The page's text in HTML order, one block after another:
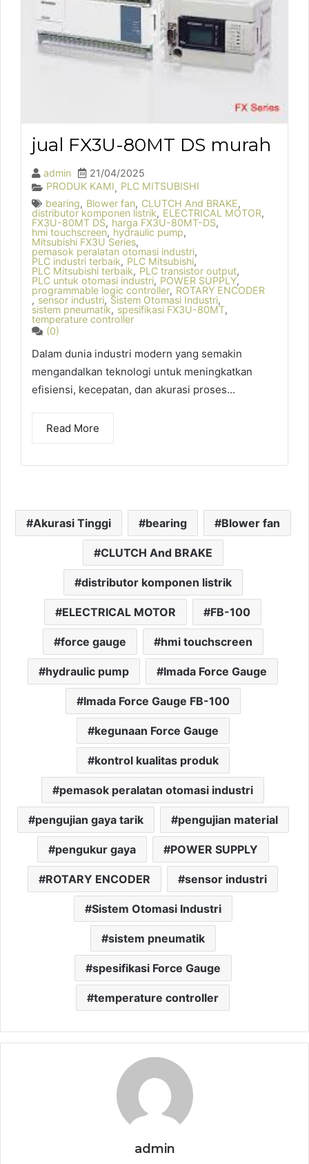
jual FX3U-80MT DS murah
admin
21/04/2025
PRODUK KAMI, PLC MITSUBISHI
bearing, Blower fan, CLUTCH And BRAKE,
distributor komponen listrik, ELECTRICAL MOTOR,
FX3U-80MT DS, harga FX3U-80MT-DS,
hmi touchscreen, hydraulic pump,
Mitsubishi FX3U Series,
pemasok peralatan otomasi industri,
PLC industri terbaik, PLC Mitsubishi,
PLC Mitsubishi terbaik, PLC transistor output,
PLC untuk otomasi industri, POWER SUPPLY,
programmable logic controller, ROTARY ENCODER
, sensor industri, Sistem Otomasi Industri,
sistem pneumatik, spesifikasi FX3U-80MT,
temperature controller
(0)
Dalam dunia industri modern yang semakin
mengandalkan teknologi untuk meningkatkan
efisiensi, kecepatan, dan akurasi proses...
Read More
Akurasi Tinggi bearing Blower fan
CLUTCH And BRAKE
distributor komponen listrik
ELECTRICAL MOTOR FB-100
force gauge hmi touchscreen
hydraulic pump Imada Force Gauge
Imada Force Gauge FB-100
kegunaan Force Gauge
kontrol kualitas produk
pemasok peralatan otomasi industri
pengujian gaya tarik pengujian material
pengukur gaya POWER SUPPLY
ROTARY ENCODER sensor industri
Sistem Otomasi Industri
sistem pneumatik
spesifikasi Force Gauge
temperature controller
admin